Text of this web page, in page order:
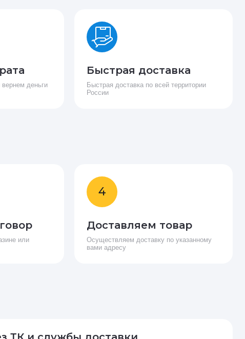
деньги
Быстрая доставка
Быстрая доставка по всей территории
России
или
4
Доставляем товар
Осуществляем доставку по указанному
вами адресу